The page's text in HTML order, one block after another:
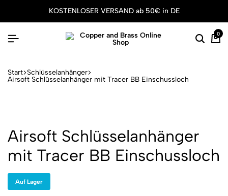
KOSTENLOSER VERSAND ab 50€ in DE
Suche
0
Start Schlüsselanhänger
Airsoft Schlüsselanhänger mit Tracer BB Einschussloch
Airsoft Schlüsselanhänger
mit Tracer BB Einschussloch
Auf Lager